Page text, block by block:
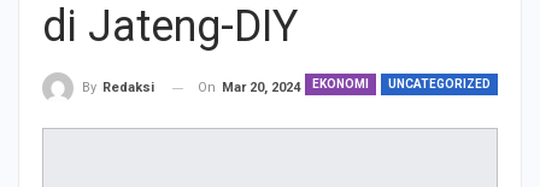
di Jateng-DIY
EKONOMI UNCATEGORIZED
By Redaksi On Mar 20, 2024